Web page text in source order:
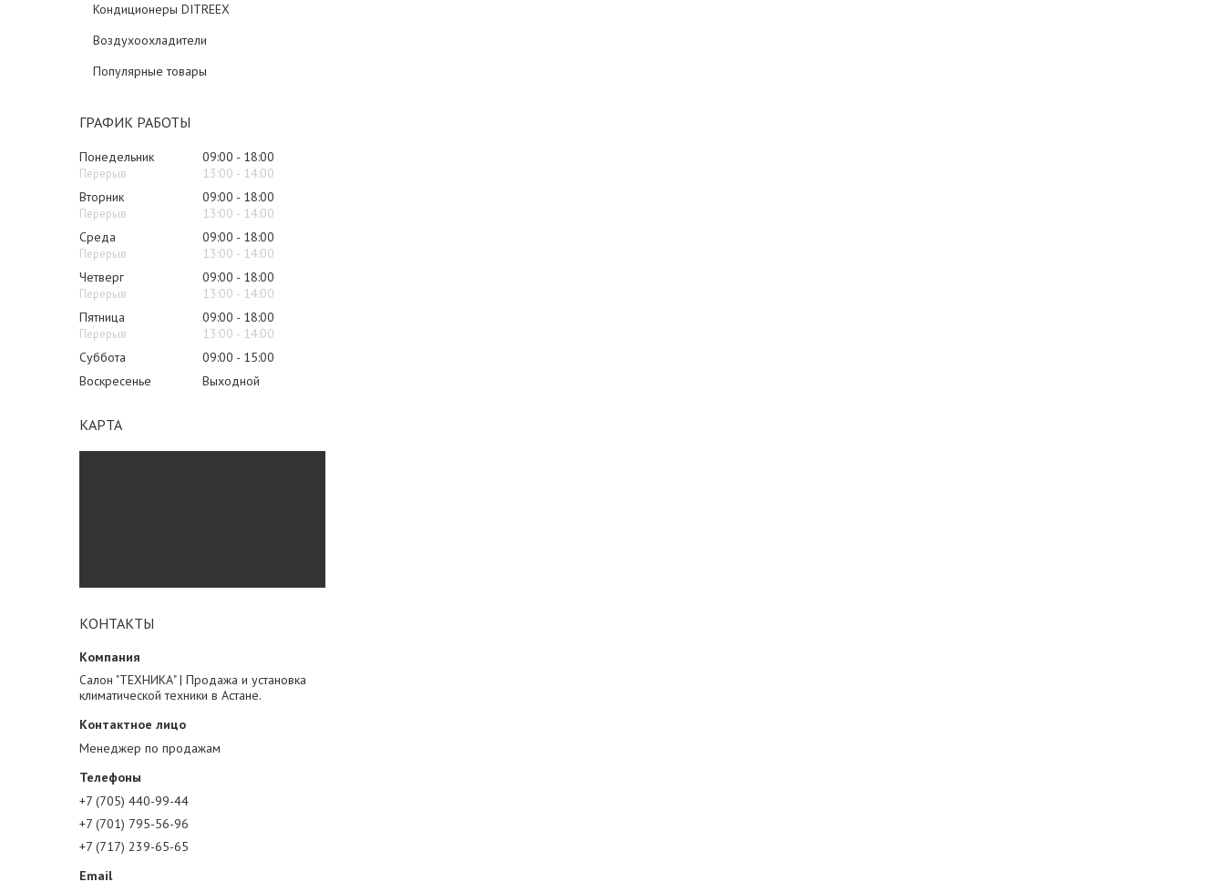
Кондиционеры DITREEX
Воздухоохладители
Популярные товары
ГРАФИК РАБОТЫ
Понедельник 09:00
18:00
13:00
14:00
Вторник
09:00
18:00
13:00
14:00
Среда
09:00
18:00
13:00
14:00
Четверг
09:00
18:00
13:00
14:00
Пятница
09:00
18:00
13:00
14:00
Суббота
09:00
15:00
Воскресенье
Выходной
КАРТА
КОНТАКТЫ
Салон "ТЕХНИКА" | Продажа и установка
климатической техники в Астане.
Менеджер по продажам
+7 (705) 440-99-44
+7 (701) 795-56-96
+7 (717) 239-65-65